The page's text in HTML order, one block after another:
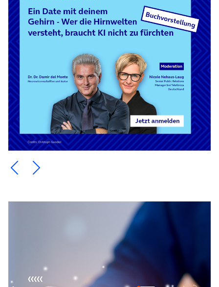
Ein Element zurück blättern
Ein Element weiter blättern